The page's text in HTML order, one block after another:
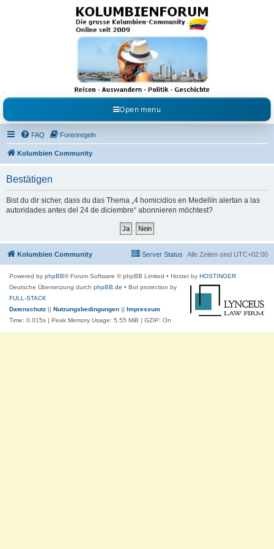
Kolumbienforum - Das
grosse Forum der
Freunde Kolumbiens
Reisen, Auswandern, Kultur, Politik, Geschichte und Visum in Kolumbien und Venezuela.
Austausch, Erfahrungen und Gemeinschaft im Kolumbienforum
Open menu
FAQ Forenregeln
Kolumbien Community
Bestätigen
Bist du dir sicher, dass du das Thema „4 homicidios en Medellín alertan a las
autoridades antes del 24 de diciembre“ abonnieren möchtest?
Kolumbien Community Alle Zeiten sind UTC+02:00
Server Status
Powered by phpBB® Forum Software © phpBB Limited • Hostet by HOSTINGER
Deutsche Übersetzung durch phpBB.de • Bot protection by
FULL-STACK
Datenschutz
Nutzungsbedingungen
Impressum
Time: 0.015s | Peak Memory Usage: 5.55 MiB | GZIP: On